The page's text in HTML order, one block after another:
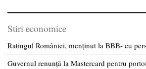
Stiri economice
Ratingul României, menținut la BBB- cu
Guvernul renunță la Mastercard pentru